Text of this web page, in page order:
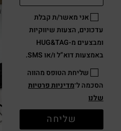
אני מאשר/ת קבלת
עדכונים, הצעות שיווקיות
ומבצעים מ-HUG&TAG
באמצעות דוא”ל ו/או SMS.
שליחת הטופס מהווה
הסכמה ל־מדיניות פרטיות
שלנו
שליחה